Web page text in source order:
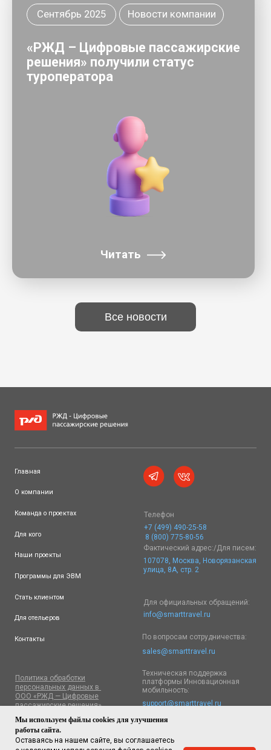
Все новости
Мы используем файлы cookies для улучшения
работы сайта.
Оставаясь на нашем сайте, вы соглашаетесь
Техническая поддержка
Вопросы по билетам:
sales@smarttravel.ru
support@smarttravel.ru
Согласие субъекта
Политика обработки
ООО «РЖД — Цифровые
пассажирские решения»
Противодействие коррупции